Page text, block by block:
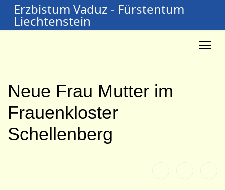
Erzbistum Vaduz - Fürstentum
Liechtenstein
Neue Frau Mutter im
Frauenkloster
Schellenberg